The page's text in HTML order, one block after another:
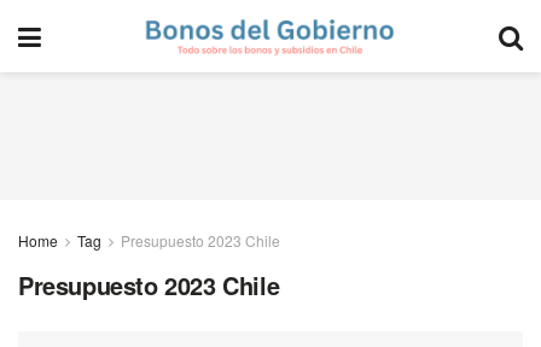
Home Tag Presupuesto 2023 Chile
Presupuesto 2023 Chile